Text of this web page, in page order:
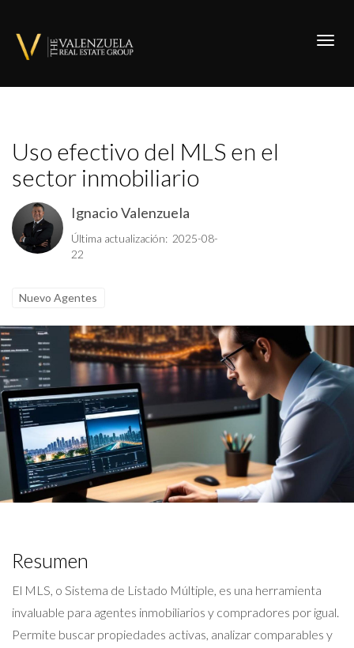
Uso efectivo del MLS en el
sector inmobiliario
Ignacio Valenzuela
Última actualización: 2025-08-
22
Nuevo Agentes
Resumen
El MLS, o Sistema de Listado Múltiple, es una herramienta
invaluable para agentes inmobiliarios y compradores por igual.
Permite buscar propiedades activas, analizar comparables y